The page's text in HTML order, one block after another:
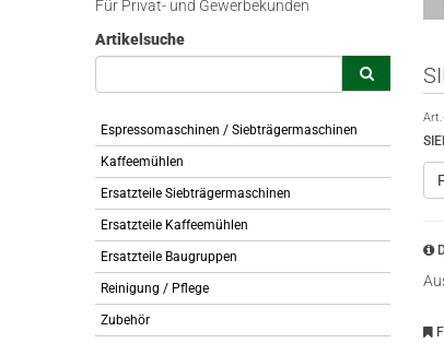
Für Privat- und Gewerbekunden
Artikelsuche
Espressomaschinen / Siebträgermaschinen
Kaffeemühlen
Ersatzteile Siebträgermaschinen
Ersatzteile Kaffeemühlen
Ersatzteile Baugruppen
Reinigung / Pflege
Zubehör